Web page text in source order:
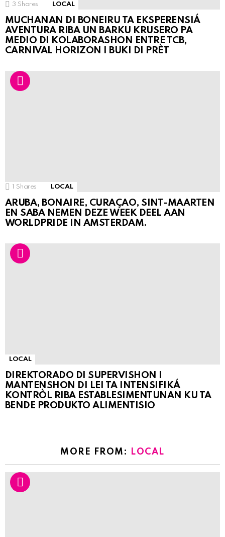
3 Shares LOCAL
MUCHANAN DI BONEIRU TA EKSPERENSIÁ
AVENTURA RIBA UN BARKU KRUSERO PA
MEDIO DI KOLABORASHON ENTRE TCB,
CARNIVAL HORIZON I BUKI DI PRÈT
Shares LOCAL
ARUBA, BONAIRE, CURAÇAO, SINT-MAARTEN
EN SABA NEMEN DEZE WEEK DEEL AAN
WORLDPRIDE IN AMSTERDAM.
LOCAL
DIREKTORADO DI SUPERVISHON I
MANTENSHON DI LEI TA INTENSIFIKÁ
KONTRÒL RIBA ESTABLESIMENTUNAN KU TA
BENDE PRODUKTO ALIMENTISIO
MORE FROM: LOCAL